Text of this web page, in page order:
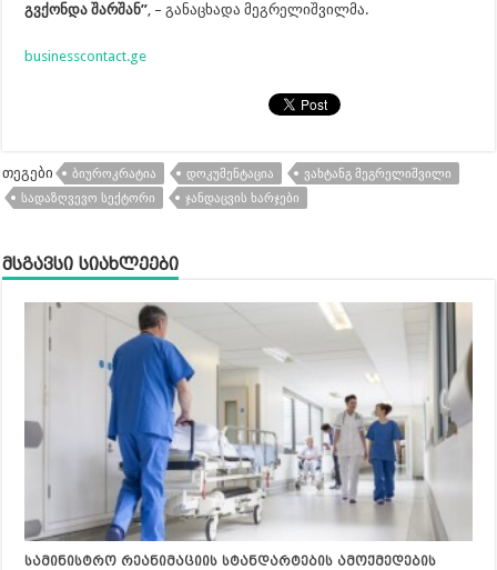
გვქონდა შარშან”, – განაცხადა მეგრელიშვილმა.
businesscontact.ge
თეგები ᲑᲘᲣᲠᲝᲙᲠᲐᲢᲘᲐ ᲓᲝᲙᲣᲛᲔᲜᲢᲐᲪᲘᲐ
ᲕᲐᲮᲢᲐᲜᲒ ᲛᲔᲒᲠᲔᲚᲘᲨᲕᲘᲚᲘ
ᲡᲐᲓᲐᲖᲦᲕᲔᲕᲝ ᲡᲔᲥᲢᲝᲠᲘ
ᲯᲐᲜᲓᲐᲪᲕᲘᲡ ᲮᲐᲠᲯᲔᲑᲘ
მსგავსი სიახლეები
სამინისტრო რეანიმაციის სტანდარტების ამოქმედების